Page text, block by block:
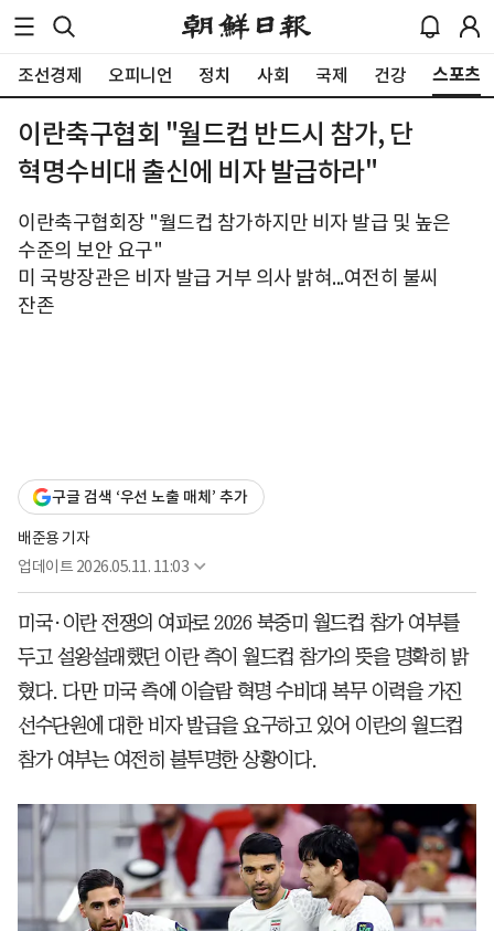
조선경제 오피니언 정치 사회 국제 건강 스포츠
이란축구협회 "월드컵 반드시 참가, 단
혁명수비대 출신에 비자 발급하라"
이란축구협회장 "월드컵 참가하지만 비자 발급 및 높은
수준의 보안 요구"
미 국방장관은 비자 발급 거부 의사 밝혀...여전히 불씨
잔존
구글 검색 ‘우선 노출 매체’ 추가
배준용 기자
업데이트 2026.05.11. 11:03
미국·이란 전쟁의 여파로 2026 북중미 월드컵 참가 여부를
두고 설왕설래했던 이란 측이 월드컵 참가의 뜻을 명확히 밝
혔다. 다만 미국 측에 이슬람 혁명 수비대 복무 이력을 가진
선수단원에 대한 비자 발급을 요구하고 있어 이란의 월드컵
참가 여부는 여전히 불투명한 상황이다.